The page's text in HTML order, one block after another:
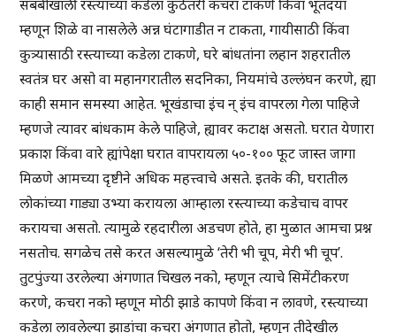
सबबीखाली रस्त्याच्या कडेला कुठेतरी कचरा टाकणे किंवा भूतदया
म्हणून शिळे वा नासलेले अन्न घंटागाडीत न टाकता, गायीसाठी किंवा
कुत्र्यासाठी रस्त्याच्या कडेला टाकणे, घरे बांधतांना लहान शहरातील
स्वतंत्र घर असो वा महानगरातील सदनिका, नियमांचे उल्लंघन करणे, ह्या
काही समान समस्या आहेत. भूखंडाचा इंच न् इंच वापरला गेला पाहिजे
म्हणजे त्यावर बांधकाम केले पाहिजे, ह्यावर कटाक्ष असतो. घरात येणारा
प्रकाश किंवा वारे ह्यांपेक्षा घरात वापरायला ५०-१०० फूट जास्त जागा
मिळणे आमच्या दृष्टीने अधिक महत्त्वाचे असते. इतके की, घरातील
लोकांच्या गाड्या उभ्या करायला आम्हाला रस्त्याच्या कडेचाच वापर
करायचा असतो. त्यामुळे रहदारीला अडचण होते, हा मुळात आमचा प्रश्न
नसतोच. सगळेच तसे करत असल्यामुळे ‘तेरी भी चूप, मेरी भी चूप’.
तुटपुंज्या उरलेल्या अंगणात चिखल नको, म्हणून त्याचे सिमेंटीकरण
करणे, कचरा नको म्हणून मोठी झाडे कापणे किंवा न लावणे, रस्त्याच्या
कडेला लावलेल्या झाडांचा कचरा अंगणात होतो, म्हणून तीदेखील